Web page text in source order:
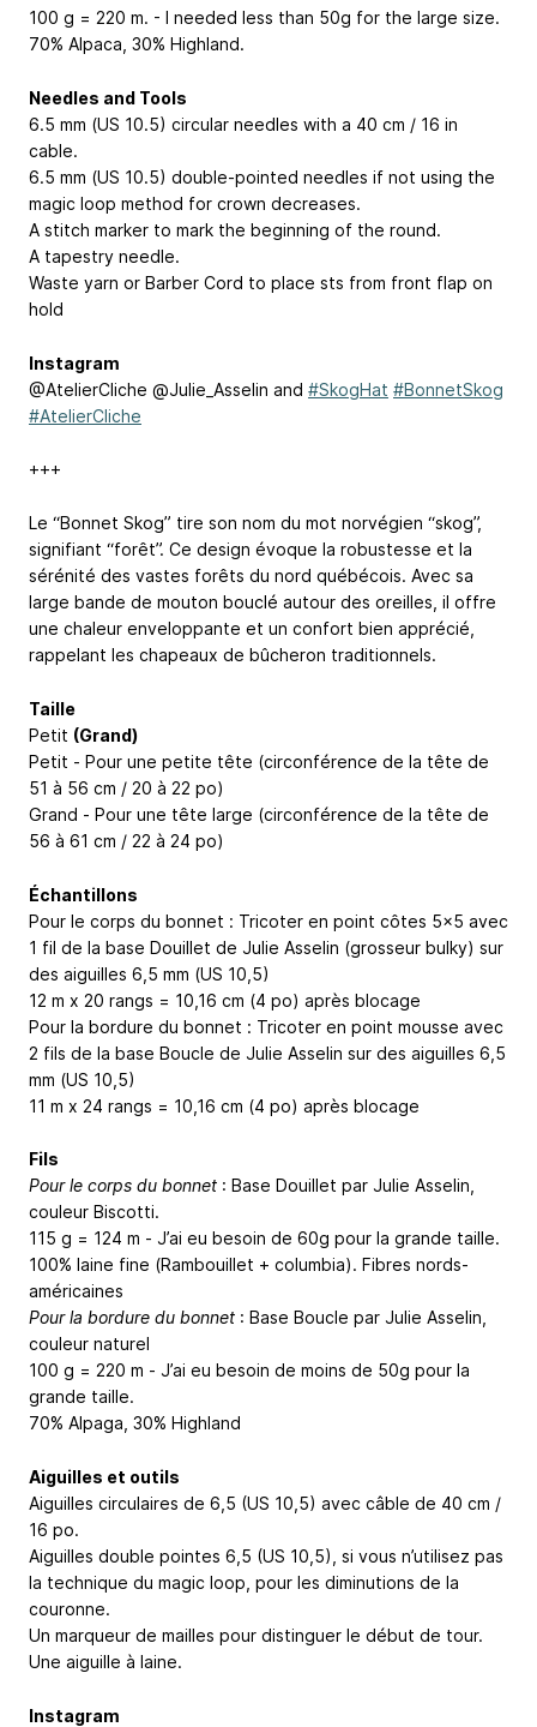
100 g = 220 m. - I needed less than 50g for the large size.
70% Alpaca, 30% Highland.
Needles and Tools
6.5 mm (US 10.5) circular needles with a 40 cm / 16 in
cable.
6.5 mm (US 10.5) double-pointed needles if not using the
magic loop method for crown decreases.
A stitch marker to mark the beginning of the round.
A tapestry needle.
Waste yarn or Barber Cord to place sts from front flap on
hold
Instagram
@AtelierCliche @Julie_Asselin and #SkogHat #BonnetSkog
#AtelierCliche
+++
Le “Bonnet Skog” tire son nom du mot norvégien “skog”,
signifiant “forêt”. Ce design évoque la robustesse et la
sérénité des vastes forêts du nord québécois. Avec sa
large bande de mouton bouclé autour des oreilles, il offre
une chaleur enveloppante et un confort bien apprécié,
rappelant les chapeaux de bûcheron traditionnels.
Taille
Petit (Grand)
Petit - Pour une petite tête (circonférence de la tête de
51 à 56 cm / 20 à 22 po)
Grand - Pour une tête large (circonférence de la tête de
56 à 61 cm / 22 à 24 po)
Échantillons
Pour le corps du bonnet : Tricoter en point côtes 5x5 avec
1 fil de la base Douillet de Julie Asselin (grosseur bulky) sur
des aiguilles 6,5 mm (US 10,5)
12 m x 20 rangs = 10,16 cm (4 po) après blocage
Pour la bordure du bonnet : Tricoter en point mousse avec
2 fils de la base Boucle de Julie Asselin sur des aiguilles 6,5
mm (US 10,5)
11 m x 24 rangs = 10,16 cm (4 po) après blocage
Fils
Pour le corps du bonnet : Base Douillet par Julie Asselin,
couleur Biscotti.
115 g = 124 m - J’ai eu besoin de 60g pour la grande taille.
100% laine fine (Rambouillet + columbia). Fibres nords-
américaines
Pour la bordure du bonnet : Base Boucle par Julie Asselin,
couleur naturel
100 g = 220 m - J’ai eu besoin de moins de 50g pour la
grande taille.
70% Alpaga, 30% Highland
Aiguilles et outils
Aiguilles circulaires de 6,5 (US 10,5) avec câble de 40 cm /
16 po.
Aiguilles double pointes 6,5 (US 10,5), si vous n’utilisez pas
la technique du magic loop, pour les diminutions de la
couronne.
Un marqueur de mailles pour distinguer le début de tour.
Une aiguille à laine.
Instagram